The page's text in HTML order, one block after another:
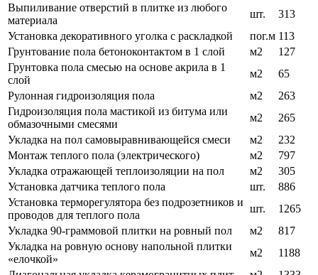
Выпиливание отверстий в плитке из любого
материала
шт.
313
Установка декоративного уголка с раскладкой
пог.м 113
Грунтование пола бетоноконтактом в 1 слой
м2
127
Грунтовка пола смесью на основе акрила в 1
слой
м2
65
Рулонная гидроизоляция пола
м2
263
Гидроизоляция пола мастикой из битума или
обмазочными смесями
м2
265
Укладка на пол самовыравнивающейся смеси
м2
232
Монтаж теплого пола (электрического)
м2
797
Укладка отражающей теплоизоляции на пол
м2
305
Установка датчика теплого пола
шт.
886
Установка терморегулятора без подрозетников и
проводов для теплого пола
шт.
1265
Укладка 90-граммовой плитки на ровный пол
м2
817
Укладка на ровную основу напольной плитки
«елочкой»
м2
1188